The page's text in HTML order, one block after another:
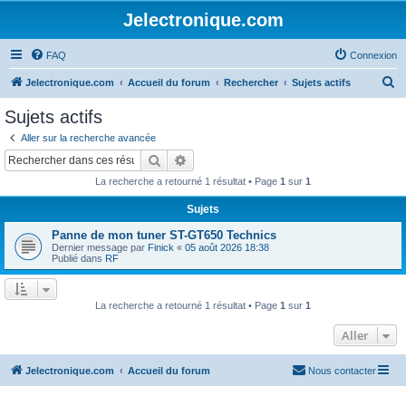
Jelectronique.com
FAQ Connexion
Jelectronique.com Accueil du forum Rechercher Sujets actifs
r
Sujets actifs
Aller sur la recherche avancée
Rechercher
La recherche a retourné 1 résultat • Page 1 sur 1
Sujets
Panne de mon tuner ST-GT650 Technics
Dernier message par Finick « 05 août 2026 18:38
Publié dans RF
La recherche a retourné 1 résultat • Page 1 sur 1
Aller
Jelectronique.com Accueil du forum Nous contacter